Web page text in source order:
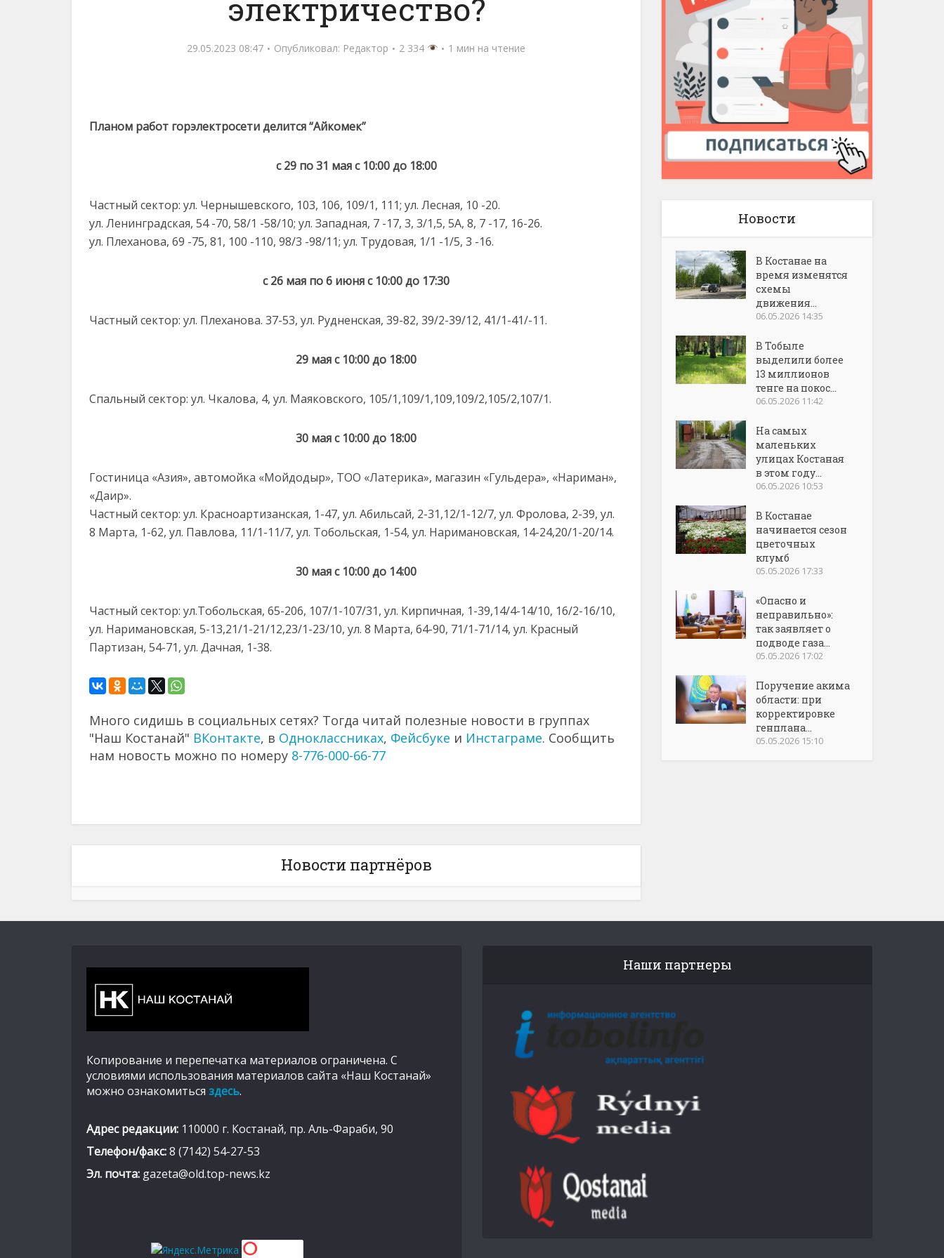
электричество?
29.05.2023 08:47 Опубликовал: Редактор 2 334 1 мин на чтение
Планом работ горэлектросети делится “Айкомек”
с 29 по 31 мая с 10:00 до 18:00
Частный сектор: ул. Чернышевского, 103, 106, 109/1, 111; ул. Лесная, 10 -20.
ул. Ленинградская, 54 -70, 58/1 -58/10; ул. Западная, 7 -17, 3, 3/1,5, 5А, 8, 7 -17, 16-26.
ул. Плеханова, 69 -75, 81, 100 -110, 98/3 -98/11; ул. Трудовая, 1/1 -1/5, 3 -16.
с 26 мая по 6 июня с 10:00 до 17:30
Частный сектор: ул. Плеханова. 37-53, ул. Рудненская, 39-82, 39/2-39/12, 41/1-41/-11.
29 мая с 10:00 до 18:00
Спальный сектор: ул. Чкалова, 4, ул. Маяковского, 105/1,109/1,109,109/2,105/2,107/1.
30 мая с 10:00 до 18:00
Гостиница «Азия», автомойка «Мойдодыр», ТОО «Латерика», магазин «Гульдера», «Нариман»,
«Даир».
Частный сектор: ул. Красноартизанская, 1-47, ул. Абильсай, 2-31,12/1-12/7, ул. Фролова, 2-39, ул.
8 Марта, 1-62, ул. Павлова, 11/1-11/7, ул. Тобольская, 1-54, ул. Наримановская, 14-24,20/1-20/14.
30 мая с 10:00 до 14:00
Частный сектор: ул.Тобольская, 65-206, 107/1-107/31, ул. Кирпичная, 1-39,14/4-14/10, 16/2-16/10,
ул. Наримановская, 5-13,21/1-21/12,23/1-23/10, ул. 8 Марта, 64-90, 71/1-71/14, ул. Красный
Партизан, 54-71, ул. Дачная, 1-38.
Много сидишь в социальных сетях? Тогда читай полезные новости в группах
"Наш Костанай" ВКонтакте, в Одноклассниках, Фейсбуке и Инстаграме. Сообщить
нам новость можно по номеру 8-776-000-66-77
Новости партнёров
Новости
В Костанае на
время изменятся
схемы
движения...
06.05.2026 14:35
В Тобыле
выделили более
13 миллионов
тенге на покос...
06.05.2026 11:42
На самых
маленьких
улицах Костаная
в этом году...
06.05.2026 10:53
В Костанае
начинается сезон
цветочных
клумб
05.05.2026 17:33
«Опасно и
неправильно»:
так заявляет о
подводе газа...
05.05.2026 17:02
Поручение акима
области: при
корректировке
генплана...
05.05.2026 15:10
Копирование и перепечатка материалов ограничена. С
условиями использования материалов сайта «Наш Костанай»
можно ознакомиться здесь.
Адрес редакции: 110000 г. Костанай, пр. Аль-Фараби, 90
Телефон/факс:8 (7142) 54-27-53
Эл. почта: gazeta@old.top-news.kz
Наши партнеры